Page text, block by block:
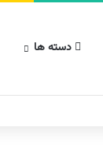
دسته ها